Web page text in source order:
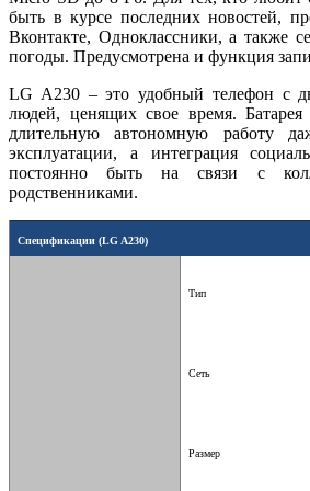
быть в курсе последних новостей,
Вконтакте, Одноклассники, а также
погоды. Предусмотрена и функция
LG A230 – это удобный телефон с
людей, ценящих свое время.
длительную автономную работу
эксплуатации, а интеграция
постоянно быть на связи с
родственниками.
Спецификации (LG A230)
Тип
Сеть
Размер